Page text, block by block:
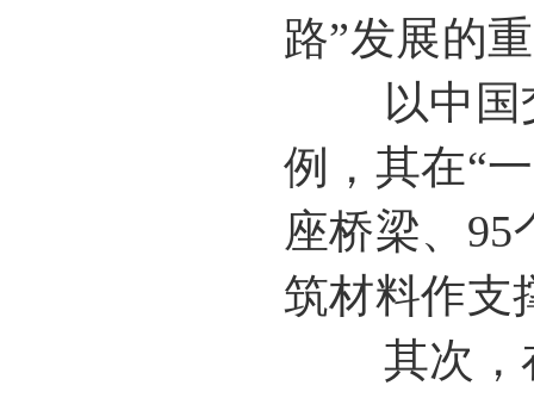
路”发展的
以中国交
例，其在“
座桥梁、95
筑材料作支
其次，在